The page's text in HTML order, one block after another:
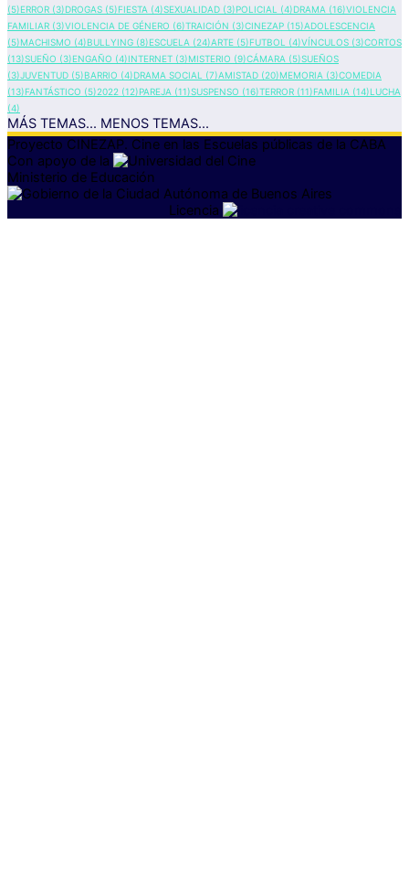
(5)ERROR (3)DROGAS (5)FIESTA (4)SEXUALIDAD (3)POLICIAL (4)DRAMA (16)VIOLENCIA
FAMILIAR (3)VIOLENCIA DE GÉNERO (6)TRAICIÓN (3)CINEZAP (15)ADOLESCENCIA
(5)MACHISMO (4)BULLYING (8)ESCUELA (24)ARTE (5)FUTBOL (4)VÍNCULOS (3)CORTOS
(13)SUEÑO (3)ENGAÑO (4)INTERNET (3)MISTERIO (9)CÁMARA (5)SUEÑOS
(3)JUVENTUD (5)BARRIO (4)DRAMA SOCIAL (7)AMISTAD (20)MEMORIA (3)COMEDIA
(13)FANTÁSTICO (5)2022 (12)PAREJA (11)SUSPENSO (16)TERROR (11)FAMILIA (14)LUCHA
(4)
MÁS TEMAS... MENOS TEMAS...
Proyecto CINEZAP. Cine en las Escuelas públicas de la CABA
Con apoyo de la
Ministerio de Educación
Licencia